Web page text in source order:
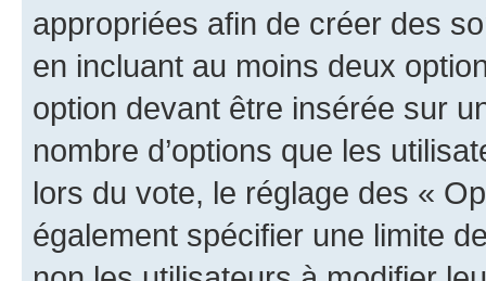
appropriées afin de créer des
en incluant au moins deux
option devant être insérée sur
nombre d’options que les
lors du vote, le réglage des «
également spécifier une limite